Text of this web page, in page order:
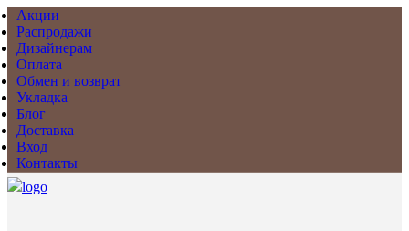
Акции
Распродажи
Дизайнерам
Оплата
Обмен и возврат
Укладка
Блог
Доставка
Вход
Контакты